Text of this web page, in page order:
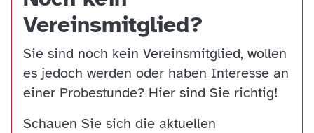
Vereinsmitglied?
Sie sind noch kein Vereinsmitglied, wollen
es jedoch werden oder haben Interesse an
einer Probestunde? Hier sind Sie richtig!
Schauen Sie sich die aktuellen